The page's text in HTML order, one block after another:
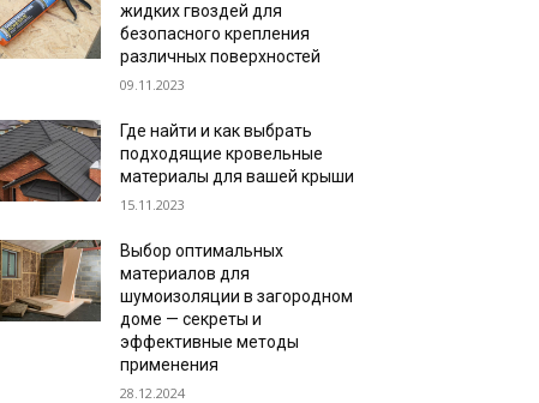
жидких гвоздей для
безопасного крепления
различных поверхностей
09.11.2023
Где найти и как выбрать
подходящие кровельные
материалы для вашей крыши
15.11.2023
Выбор оптимальных
материалов для
шумоизоляции в загородном
доме — секреты и
эффективные методы
применения
28.12.2024